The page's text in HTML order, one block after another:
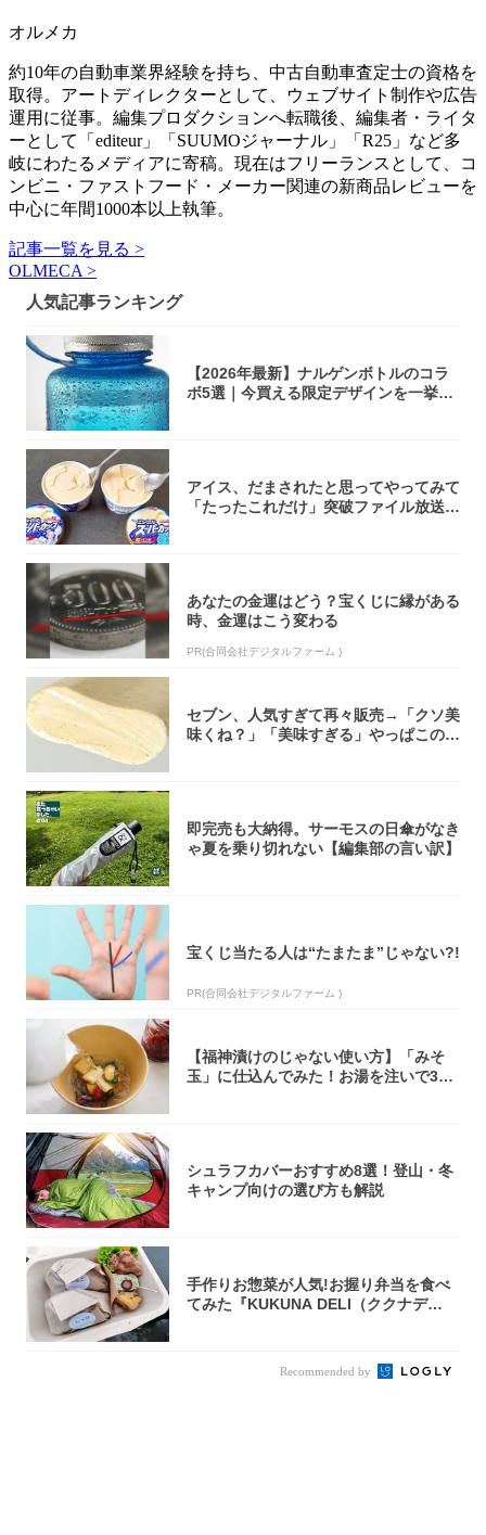
オルメカ
約10年の自動車業界経験を持ち、中古自動車査定士の資格を
取得。アートディレクターとして、ウェブサイト制作や広告
運用に従事。編集プロダクションへ転職後、編集者・ライタ
ーとして「editeur」「SUUMOジャーナル」「R25」など多
岐にわたるメディアに寄稿。現在はフリーランスとして、コ
ンビニ・ファストフード・メーカー関連の新商品レビューを
中心に年間1000本以上執筆。
記事一覧を見る >
OLMECA >
人気記事ランキング
【2026年最新】ナルゲンボトルのコラ
ボ5選｜今買える限定デザインを一挙紹
アイス、だまされたと思ってやってみて
「たったこれだけ」突破ファイル放送で
あなたの金運はどう？宝くじに縁がある
時、金運はこう変わる
PR(合同会社デジタルファーム )
セブン、人気すぎて再々販売→「クソ美
味くね？」「美味すぎる」やっぱこのク
即完売も大納得。サーモスの日傘がなき
ゃ夏を乗り切れない【編集部の言い訳】
宝くじ当たる人は“たまたま”じゃない?!
PR(合同会社デジタルファーム )
【福神漬けのじゃない使い方】「みそ
玉」に仕込んでみた！お湯を注いで30
シュラフカバーおすすめ8選！登山・冬
キャンプ向けの選び方も解説
手作りお惣菜が人気!お握り弁当を食べ
てみた『KUKUNA DELI（ククナデ
Recommended by